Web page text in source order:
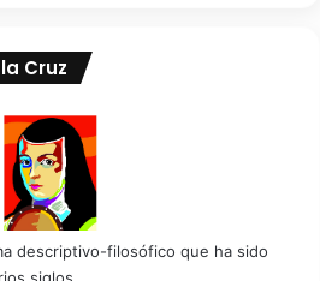
Cruz
descriptivo-filosófico que ha sido